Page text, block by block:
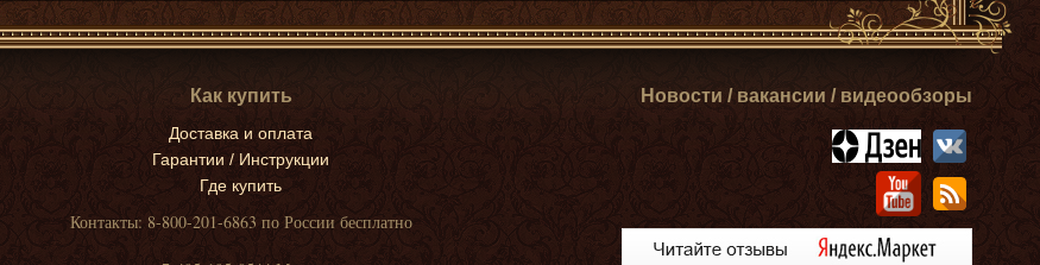
Как купить
Доставка и оплата
Гарантии / Инструкции
Где купить
Контакты: 8-800-201-6863 по России бесплатно
Новости / вакансии / видеообзоры